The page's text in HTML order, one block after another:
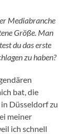
Mediabranche
Größe. Man
du das erste
zu haben?
bat, die
Düsseldorf zu
meiner
ich schnell